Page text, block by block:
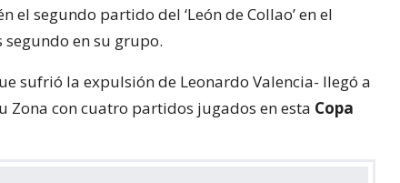
el segundo partido del ‘León de Collao’ en el
en su grupo.
sufrió la expulsión de Leonardo Valencia- llegó a
Zona con cuatro partidos jugados en esta Copa